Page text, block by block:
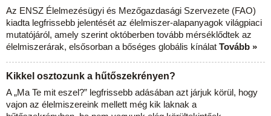
Az ENSZ Élelmezésügyi és Mezőgazdasági Szervezete (FAO)
kiadta legfrissebb jelentését az élelmiszer-alapanyagok világpiaci
mutatójáról, amely szerint októberben tovább mérséklődtek az
élelmiszerárak, elsősorban a bőséges globális kínálat Tovább »
Kikkel osztozunk a hűtőszekrényen?
A „Ma Te mit eszel?” legfrissebb adásában azt járjuk körül, hogy
vajon az élelmiszereink mellett még kik laknak a